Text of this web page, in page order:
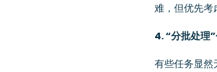
难，但优先考
4. “分批处理
有些任务显然